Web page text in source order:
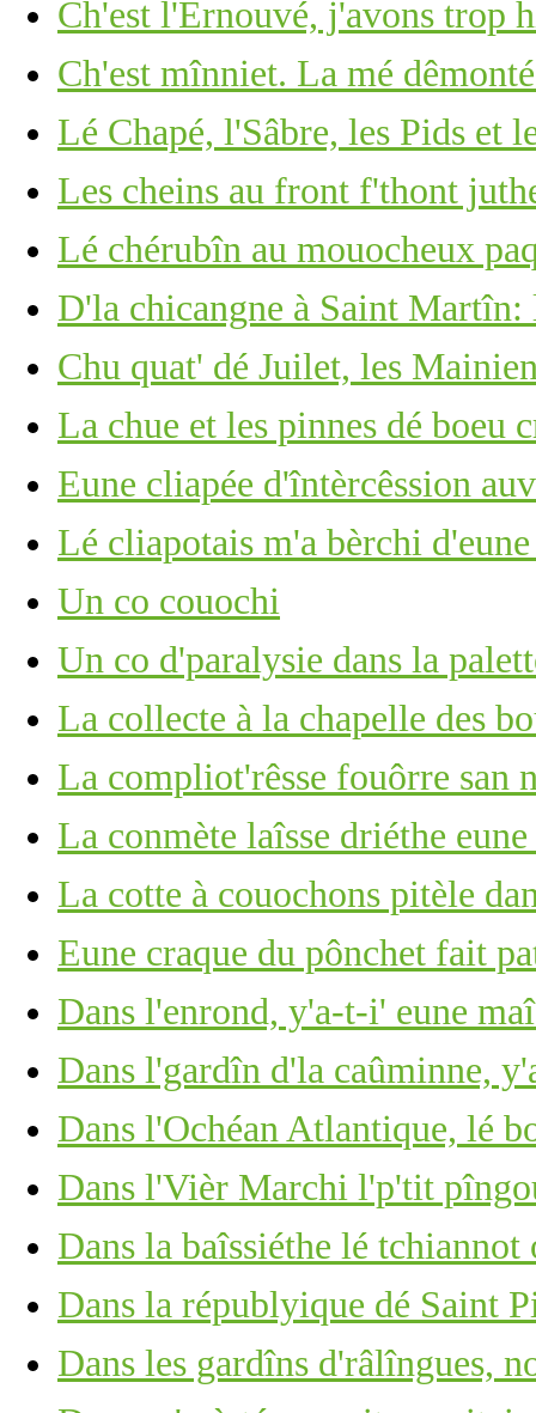
Ch'est l'Èrnouvé, j'avons trop
Ch'est mînniet. La mé
Lé Chapé, l'Sâbre, les Pids et
Les cheins au front f'thont
Lé chérubîn au mouocheux
D'la chicangne à Saint Martîn:
Chu quat' dé Juilet, les
La chue et les pinnes dé boeu
Eune cliapée d'întèrcêssion
Lé cliapotais m'a bèrchi
Un co couochi
Un co d'paralysie dans la
La collecte à la chapelle des
La compliot'rêsse fouôrre san
La conmète laîsse driéthe
La cotte à couochons pitèle
Eune craque du pônchet fait
Dans l'enrond, y'a-t-i' eune
Dans l'gardîn d'la caûminne,
Dans l'Ochéan Atlantique, lé
Dans l'Vièr Marchi l'p'tit
Dans la baîssiéthe lé tchiannot
Dans la républyique dé Saint
Dans les gardîns d'râlîngues,